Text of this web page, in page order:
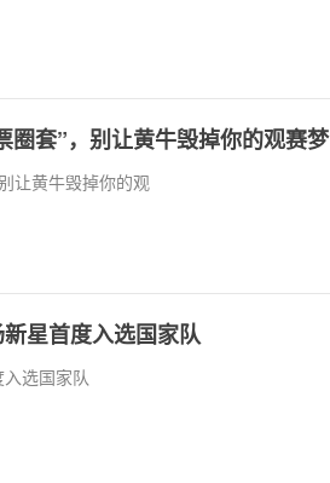
圈套”，别让黄牛毁掉你的观赛梦
让黄牛毁掉你的观
星首度入选国家队
选国家队